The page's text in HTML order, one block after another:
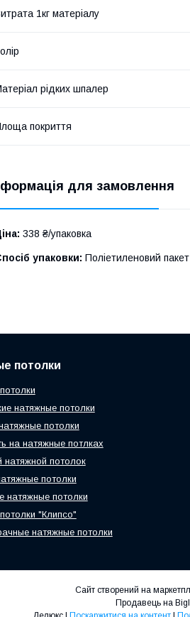
1кг матеріалу
рідких шпалер
покриття
для замовлення
338 ₴/упаковка
упаковки: Поліетиленовий пакет
потолки
натяжные потолки
потолки
на натяжные потлках
натяжной потолок
потолки
натяжные потолки
"Клипсо"
натяжные потолки
Сайт створений на
Продавець на